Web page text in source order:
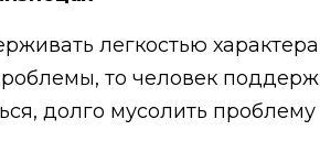
легкостью
то человек
долго мусолить